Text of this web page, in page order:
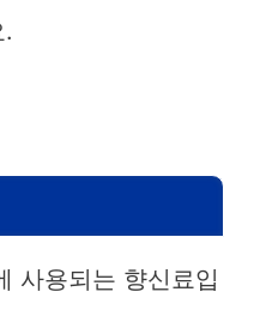
사용되는 향신료입